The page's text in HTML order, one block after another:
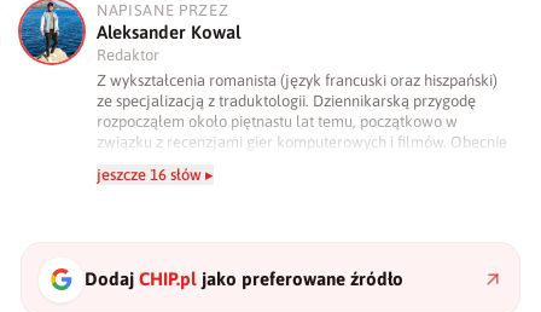
A
NAPISANE PRZEZ
Aleksander Kowal
Redaktor
Z wykształcenia romanista (język francuski oraz hiszpański)
ze specjalizacją z traduktologii. Dziennikarską przygodę
rozpocząłem około piętnastu lat temu, początkowo w
związku z recenzjami gier komputerowych i filmów. Obecnie
nauką oraz technologią. W wolnym czasie uwielbiam
jeszcze 16 słów ▸
DodajCHIP.pl jako preferowane źródło